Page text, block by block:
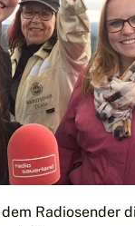
Radiosender